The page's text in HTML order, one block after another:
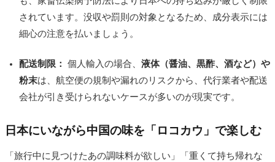
されています。没収や罰則の対象となるため、成分表示には
細心の注意を払いましょう。
配送制限： 個人輸入の場合、 液体（醤油、黒酢、酒など）や
粉末は、航空便の規制や漏れのリスクから、代行業者や配送
会社が引き受けられないケースが多いのが現実です。
日本にいながら中国の味を「ロコカウ」で楽しむ
「旅行中に見つけたあの調味料が欲しい」「重くて持ち帰れな